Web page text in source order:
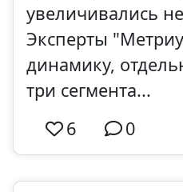
увеличивались
Эксперты
динамику,
три сегмента...
6
0